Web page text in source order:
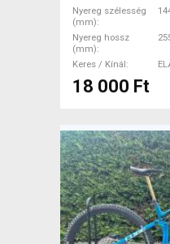
Alkatrész,
Nyeregcső
ELADÓ
Nyereg szélesség
(mm)
Nyereg hossz
(mm)
Keres / Kínál
18 000 Ft